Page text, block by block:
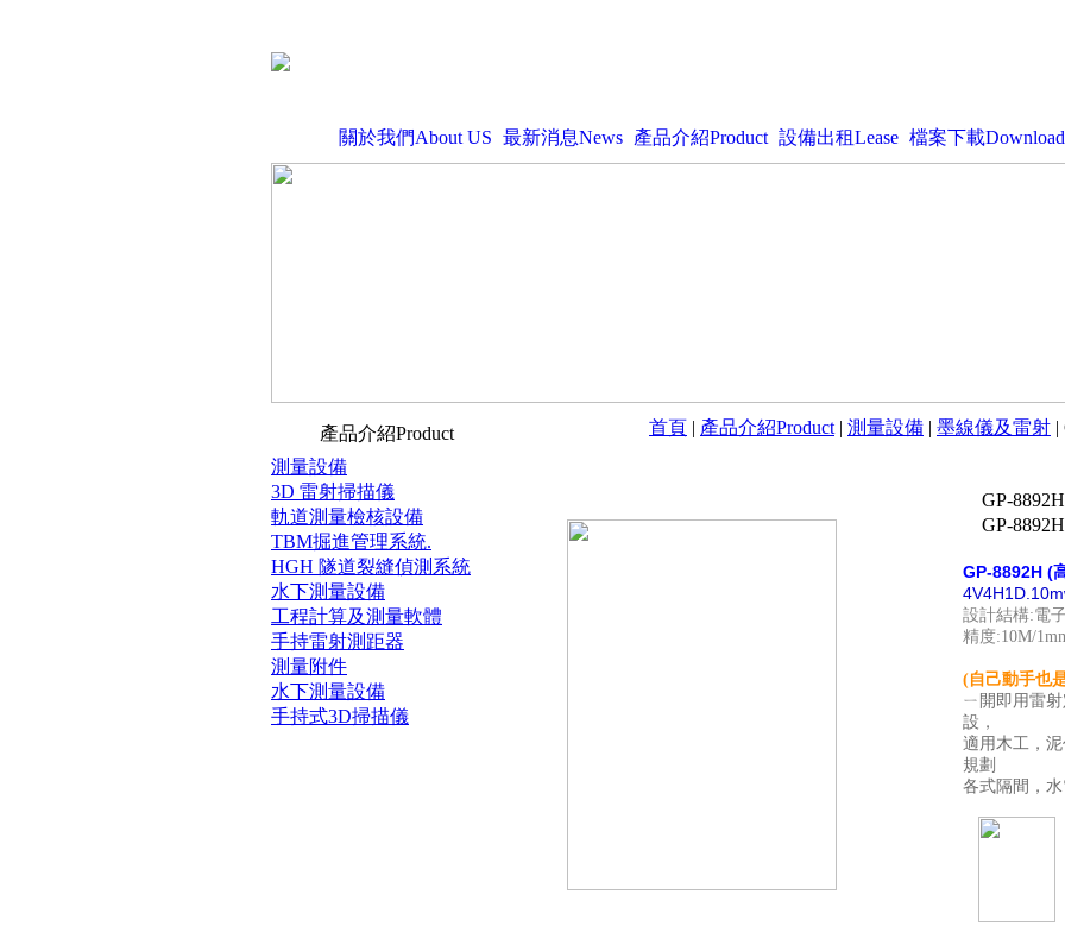
關於我們About US 最新消息News 產品介紹Product 設備出租Lease 檔案下載Download
產品介紹Product 首頁 | 產品介紹Product | 測量設備 | 墨線儀及雷射 |
測量設備
3D 雷射掃描儀
軌道測量檢核設備
TBM掘進管理系統.
HGH 隧道裂縫偵測系統
水下測量設備
工程計算及測量軟體
手持雷射測距器
測量附件
水下測量設備
手持式3D掃描儀
GP-
GP-
GP-8892H (
設計結構:電
精度:10M/
(自己動手也
ㄧ開即用雷
設，
適用木工，
規劃
各式隔間，